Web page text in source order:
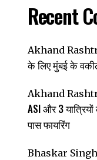
Recent
Akhand
के लिए मुंबई के
Akhand
ASI और 3
पास फायरिंग
Bhaskar Singh